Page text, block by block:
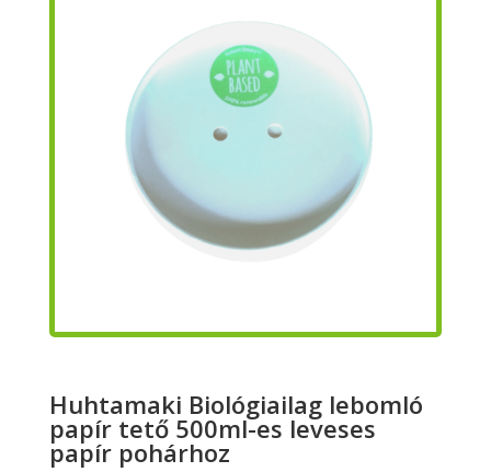
Huhtamaki Biológiailag lebomló
papír tető 500ml-es leveses
papír pohárhoz